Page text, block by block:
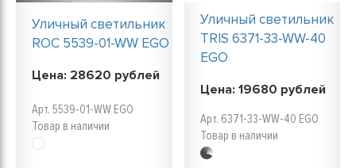
Уличный светильник
ROC 5539-01-WW EGO
Цена: 28620 рублей
Арт. 5539-01-WW EGO
Товар в наличии
Уличный светильник
TRIS 6371-33-WW-40
EGO
Цена: 19680 рублей
Арт. 6371-33-WW-40 EGO
Товар в наличии